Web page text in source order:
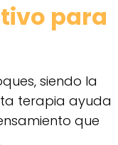
para
siendo la
terapia ayuda
que